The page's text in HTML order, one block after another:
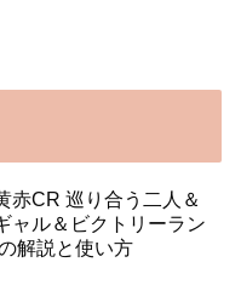
赤CR 巡り合う二人＆
ャル＆ビクトリーラン
解説と使い方